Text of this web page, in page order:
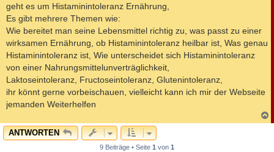
r
g
geht es um Histaminintoleranz Ernährung,
Es gibt mehrere Themen wie:
Wie bereitet man seine Lebensmittel richtig zu, was passt zu einer
wirksamen Ernährung, ob Histaminintoleranz heilbar ist, Was genau
Histaminintoleranz ist, Wie unterscheidet sich Histaminintoleranz
von einer Nahrungsmittelunverträglichkeit,
Laktoseintoleranz, Fructoseintoleranz, Glutenintoleranz,
ihr könnt gerne vorbeischauen, vielleicht kann ich mir der Webseite
jemanden Weiterhelfen
a
ANTWORTEN
9 Beiträge • Seite 1 von 1